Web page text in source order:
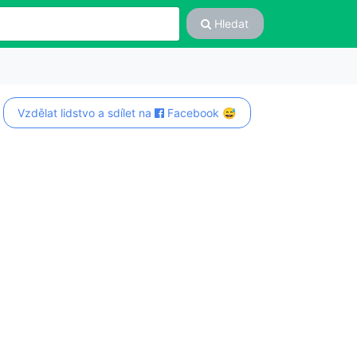
Hledat
Vzdělat lidstvo a sdílet na Facebook 😅